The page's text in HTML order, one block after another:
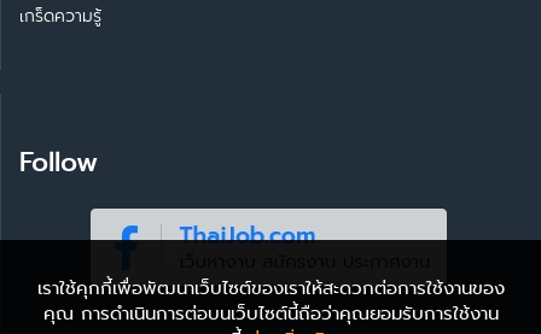
เกร็ดความรู้
Follow
เราใช้คุกกี้เพื่อพัฒนาเว็บไซต์ของเราให้สะดวกต่อการใช้งานของ
คุณ การดำเนินการต่อบนเว็บไซต์นี้ถือว่าคุณยอมรับการใช้งาน